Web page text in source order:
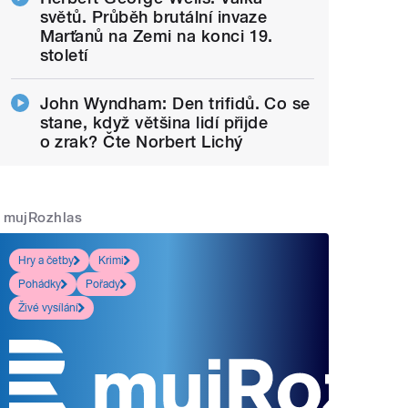
světů. Průběh brutální invaze
Marťanů na Zemi na konci 19.
století
John Wyndham: Den trifidů. Co se
stane, když většina lidí přijde
o zrak? Čte Norbert Lichý
mujRozhlas
Hry a četby
Krimi
Pohádky
Pořady
Živé vysílání